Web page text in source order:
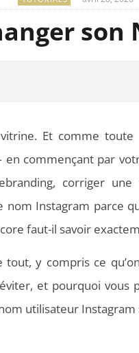
son
sur
Word en PDF :
respectent la mise en
vitrine. Et comme
commençant par
corriger
nom Instagram parce
faut-il savoir
tout, y compris ce
et pourquoi vous
utilisateur Instagram